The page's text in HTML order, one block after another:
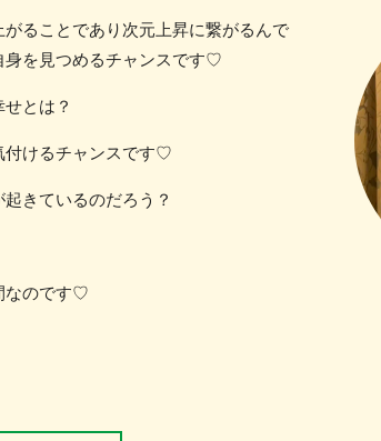
ることであり次元上昇に繋がるんで
身を見つめるチャンスです♡
とは？
付けるチャンスです♡
きているのだろう？
なのです♡